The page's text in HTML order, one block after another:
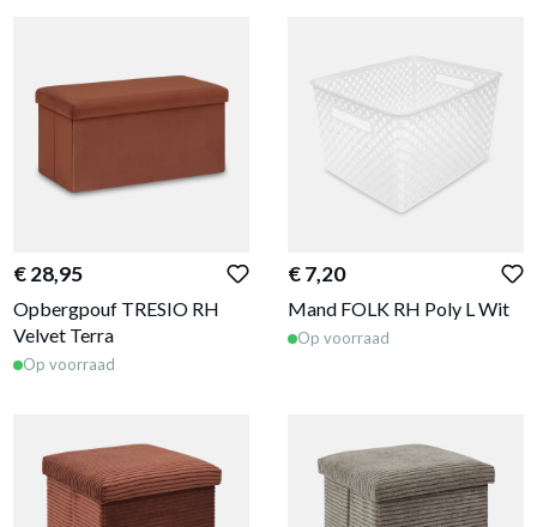
€ 28,95
Opbergpouf TRESIO RH
Velvet Terra
Op voorraad
€ 7,20
Mand FOLK RH Poly L Wit
Op voorraad